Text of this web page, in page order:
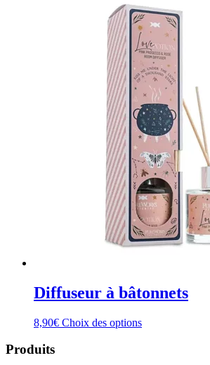
produit
Diffuseur à bâtonnets
8,90€ Choix des optionsCe
Produits